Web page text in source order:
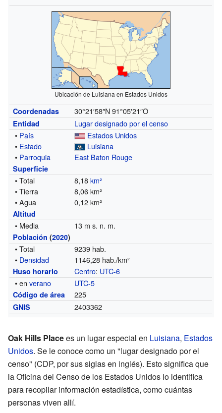
Ubicación de Luisiana en Estados Unidos
Coordenadas 30°21′58″N 91°05′21″O
Entidad
Lugar designado por el censo
• País
Estados Unidos
• Estado
Luisiana
• Parroquia East Baton Rouge
Superficie
• Total 8,18km²
• Tierra
8,06 km²
• Agua
0,12 km²
Altitud
• Media 13 m s. n. m.
Población (2020)
• Total
9239 hab.
• Densidad 1146,28 hab./km²
Huso horario Centro: UTC-6
• enverano UTC-5
Código de área 225
GNIS 2403362
Oak Hills Placees un lugar especial en Luisiana, Estados
Unidos. Se le conoce como un "lugar designado por el
censo" (CDP, por sus siglas en inglés). Esto significa que
la Oficina del Censo de los Estados Unidos lo identifica
para recopilar información estadística, como cuántas
personas viven allí.